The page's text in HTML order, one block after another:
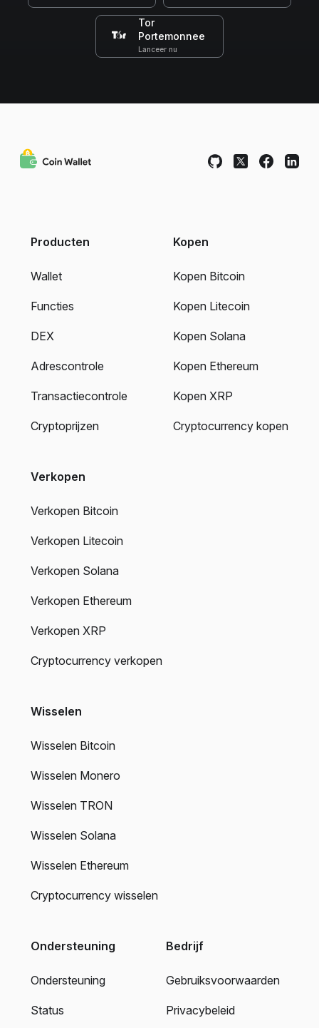
Tor
Portemonnee
Lanceer nu
Producten
Wallet
Functies
DEX
Adrescontrole
Transactiecontrole
Cryptoprijzen
Kopen
Kopen Bitcoin
Kopen Litecoin
Kopen Solana
Kopen Ethereum
Kopen XRP
Cryptocurrency kopen
Verkopen
Verkopen Bitcoin
Verkopen Litecoin
Verkopen Solana
Verkopen Ethereum
Verkopen XRP
Cryptocurrency verkopen
Wisselen
Wisselen Bitcoin
Wisselen Monero
Wisselen TRON
Wisselen Solana
Wisselen Ethereum
Cryptocurrency wisselen
Ondersteuning
Ondersteuning
Status
Bedrijf
Gebruiksvoorwaarden
Privacybeleid